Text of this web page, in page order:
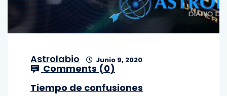
Astrolabio Junio 9, 2020
Comments (0)
Tiempo de confusiones